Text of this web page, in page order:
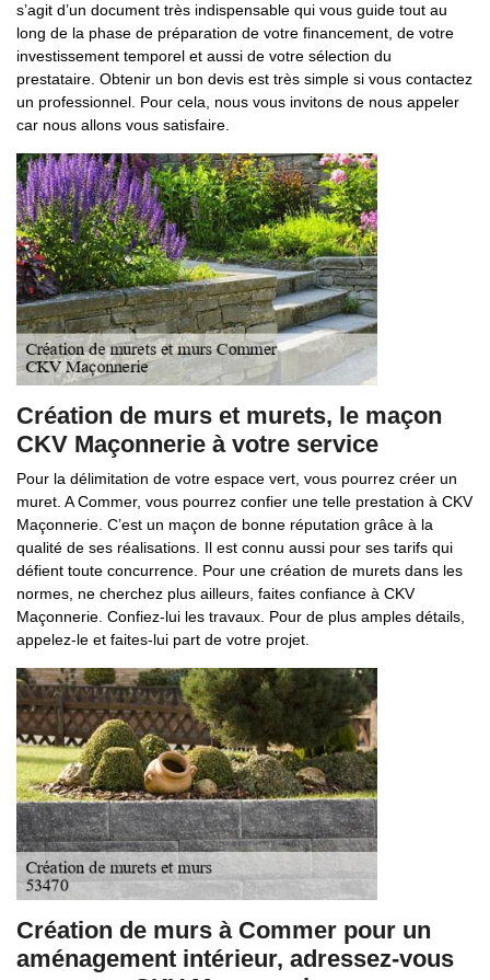
s’agit d’un document très indispensable qui vous guide tout au
long de la phase de préparation de votre financement, de votre
investissement temporel et aussi de votre sélection du
prestataire. Obtenir un bon devis est très simple si vous contactez
un professionnel. Pour cela, nous vous invitons de nous appeler
car nous allons vous satisfaire.
Création de murs et murets, le maçon
CKV Maçonnerie à votre service
Pour la délimitation de votre espace vert, vous pourrez créer un
muret. A Commer, vous pourrez confier une telle prestation à CKV
Maçonnerie. C’est un maçon de bonne réputation grâce à la
qualité de ses réalisations. Il est connu aussi pour ses tarifs qui
défient toute concurrence. Pour une création de murets dans les
normes, ne cherchez plus ailleurs, faites confiance à CKV
Maçonnerie. Confiez-lui les travaux. Pour de plus amples détails,
appelez-le et faites-lui part de votre projet.
Création de murs à Commer pour un
aménagement intérieur, adressez-vous